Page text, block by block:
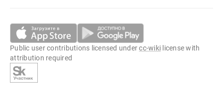
Public user contributions licensed undercc-wiki license with
attribution required